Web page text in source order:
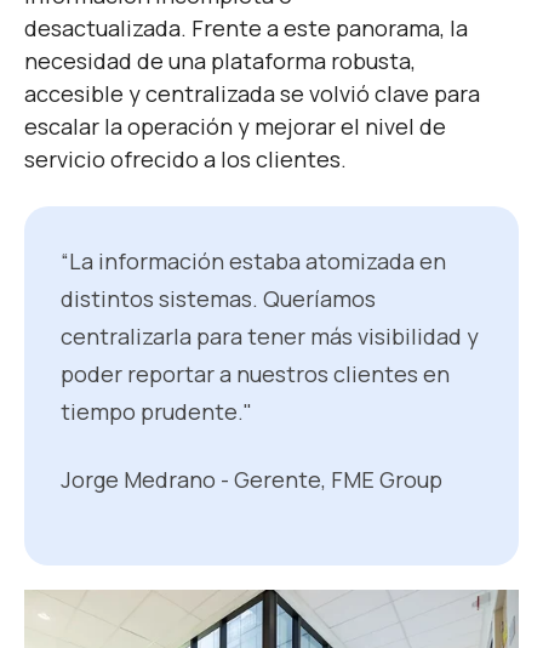
desactualizada. Frente a este panorama, la
necesidad de una plataforma robusta,
accesible y centralizada se volvió clave para
escalar la operación y mejorar el nivel de
servicio ofrecido a los clientes.
“La información estaba atomizada en
distintos sistemas. Queríamos
centralizarla para tener más visibilidad y
poder reportar a nuestros clientes en
tiempo prudente."
Jorge Medrano - Gerente, FME Group